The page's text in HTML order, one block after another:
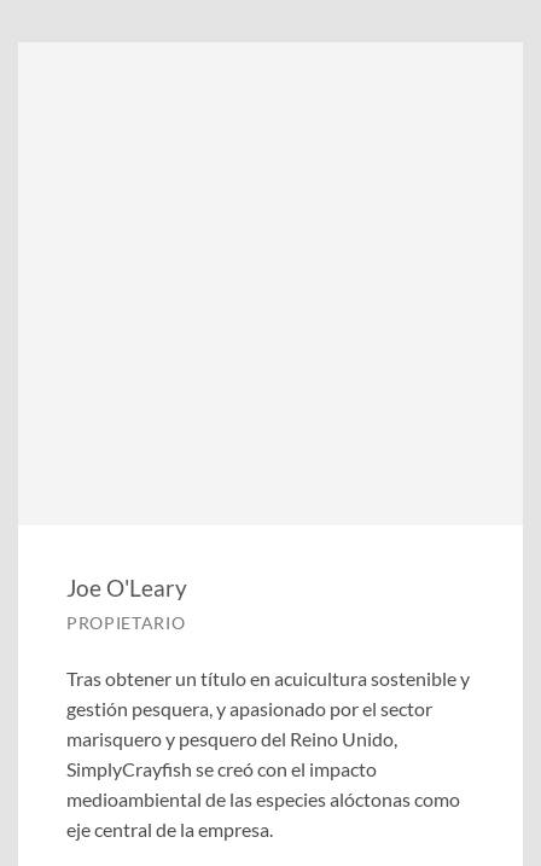
Joe O'Leary
PROPIETARIO
Tras obtener un título en acuicultura sostenible y
gestión pesquera, y apasionado por el sector
marisquero y pesquero del Reino Unido,
SimplyCrayfish se creó con el impacto
medioambiental de las especies alóctonas como
eje central de la empresa.